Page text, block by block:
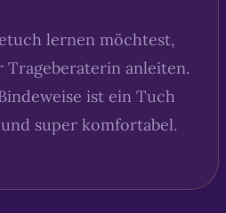
lernen möchtest,
Trageberaterin anleiten.
ist ein Tuch
super komfortabel.